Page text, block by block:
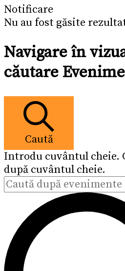
Notificare
Nu au fost găsite
Navigare în
căutare
Caută
Introdu cuvântul cheie.
după cuvântul cheie.